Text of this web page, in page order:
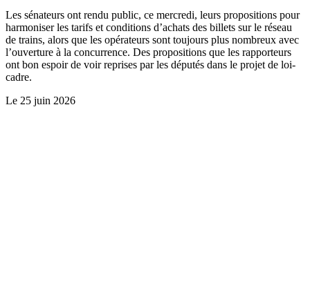
Les sénateurs ont rendu public, ce mercredi, leurs propositions pour
harmoniser les tarifs et conditions d’achats des billets sur le réseau
de trains, alors que les opérateurs sont toujours plus nombreux avec
l’ouverture à la concurrence. Des propositions que les rapporteurs
ont bon espoir de voir reprises par les députés dans le projet de loi-
cadre.
Le 25 juin 2026